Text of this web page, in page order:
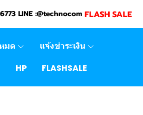
LINE :@technocom FLASH SALE
มด
แจ้งชำระเงิน
HP FLASHSALE